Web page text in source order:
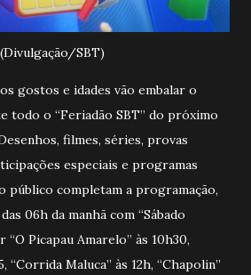
(Divulgação/SBT)
gostos e idades vão embalar o
todo o “Feriadão SBT” do próximo
filmes, séries, provas
especiais e programas
completam a programação,
06h da manhã com “Sábado
“O Picapau Amarelo” às 10h30,
“Corrida Maluca” às 12h, “Chapolin”